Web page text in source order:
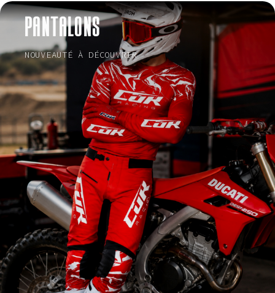
PANTALONS
NOUVEAUTÉ À DÉCOUVRIR